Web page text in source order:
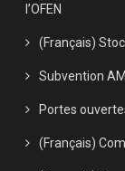
l’OFEN
(Français)
Subvention
Portes
(Français)